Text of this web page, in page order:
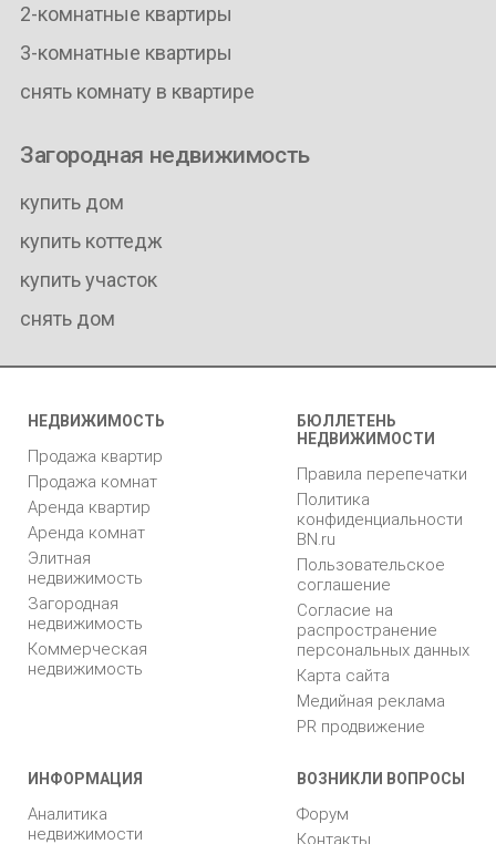
2-комнатные квартиры
3-комнатные квартиры
снять комнату в квартире
Загородная недвижимость
купить дом
купить коттедж
купить участок
снять дом
НЕДВИЖИМОСТЬ
Продажа квартир
Продажа комнат
Аренда квартир
Аренда комнат
Элитная
недвижимость
Загородная
недвижимость
Коммерческая
недвижимость
БЮЛЛЕТЕНЬ
НЕДВИЖИМОСТИ
Правила перепечатки
Политика
конфиденциальности
BN.ru
Пользовательское
соглашение
Согласие на
распространение
персональных данных
Карта сайта
Медийная реклама
PR продвижение
ИНФОРМАЦИЯ
Аналитика
недвижимости
ВОЗНИКЛИ ВОПРОСЫ
Форум
Контакты